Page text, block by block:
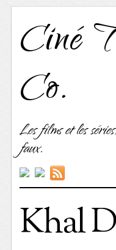
Ciné
Co.
Les films et les
faux.
Khal